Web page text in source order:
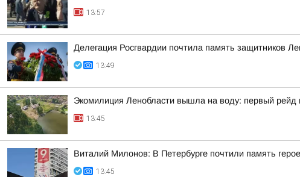
13:57
Делегация Росгвардии почтила память защитников
13:49
Экомилиция Ленобласти вышла на воду: первый
13:45
Виталий Милонов: В Петербурге почтили память
13:45